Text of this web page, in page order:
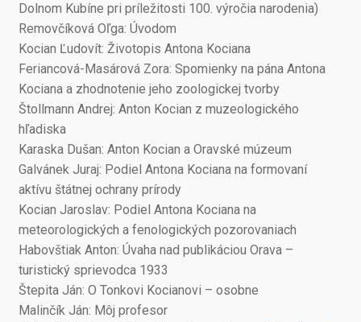
Dolnom Kubíne pri príležitosti 100. výročia narodenia)
Removčíková Oľga: Úvodom
Kocian Ľudovít: Životopis Antona Kociana
Feriancová-Masárová Zora: Spomienky na pána Antona
Kociana a zhodnotenie jeho zoologickej tvorby
Štollmann Andrej: Anton Kocian z muzeologického
hľadiska
Karaska Dušan: Anton Kocian a Oravské múzeum
Galvánek Juraj: Podiel Antona Kociana na formovaní
aktívu štátnej ochrany prírody
Kocian Jaroslav: Podiel Antona Kociana na
meteorologických a fenologických pozorovaniach
Habovštiak Anton: Úvaha nad publikáciou Orava –
turistický sprievodca 1933
Štepita Ján: O Tonkovi Kocianovi – osobne
Malinčík Ján: Môj profesor